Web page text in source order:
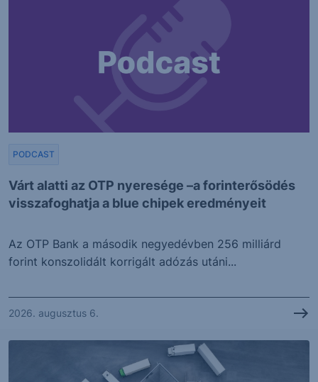
Várt alatti az OTP nyeresége –a forinterősödés
visszafoghatja a blue chipek eredményeit
PODCAST
Az OTP Bank a második negyedévben 256 milliárd
forint konszolidált korrigált adózás utáni...
2026. augusztus 6.